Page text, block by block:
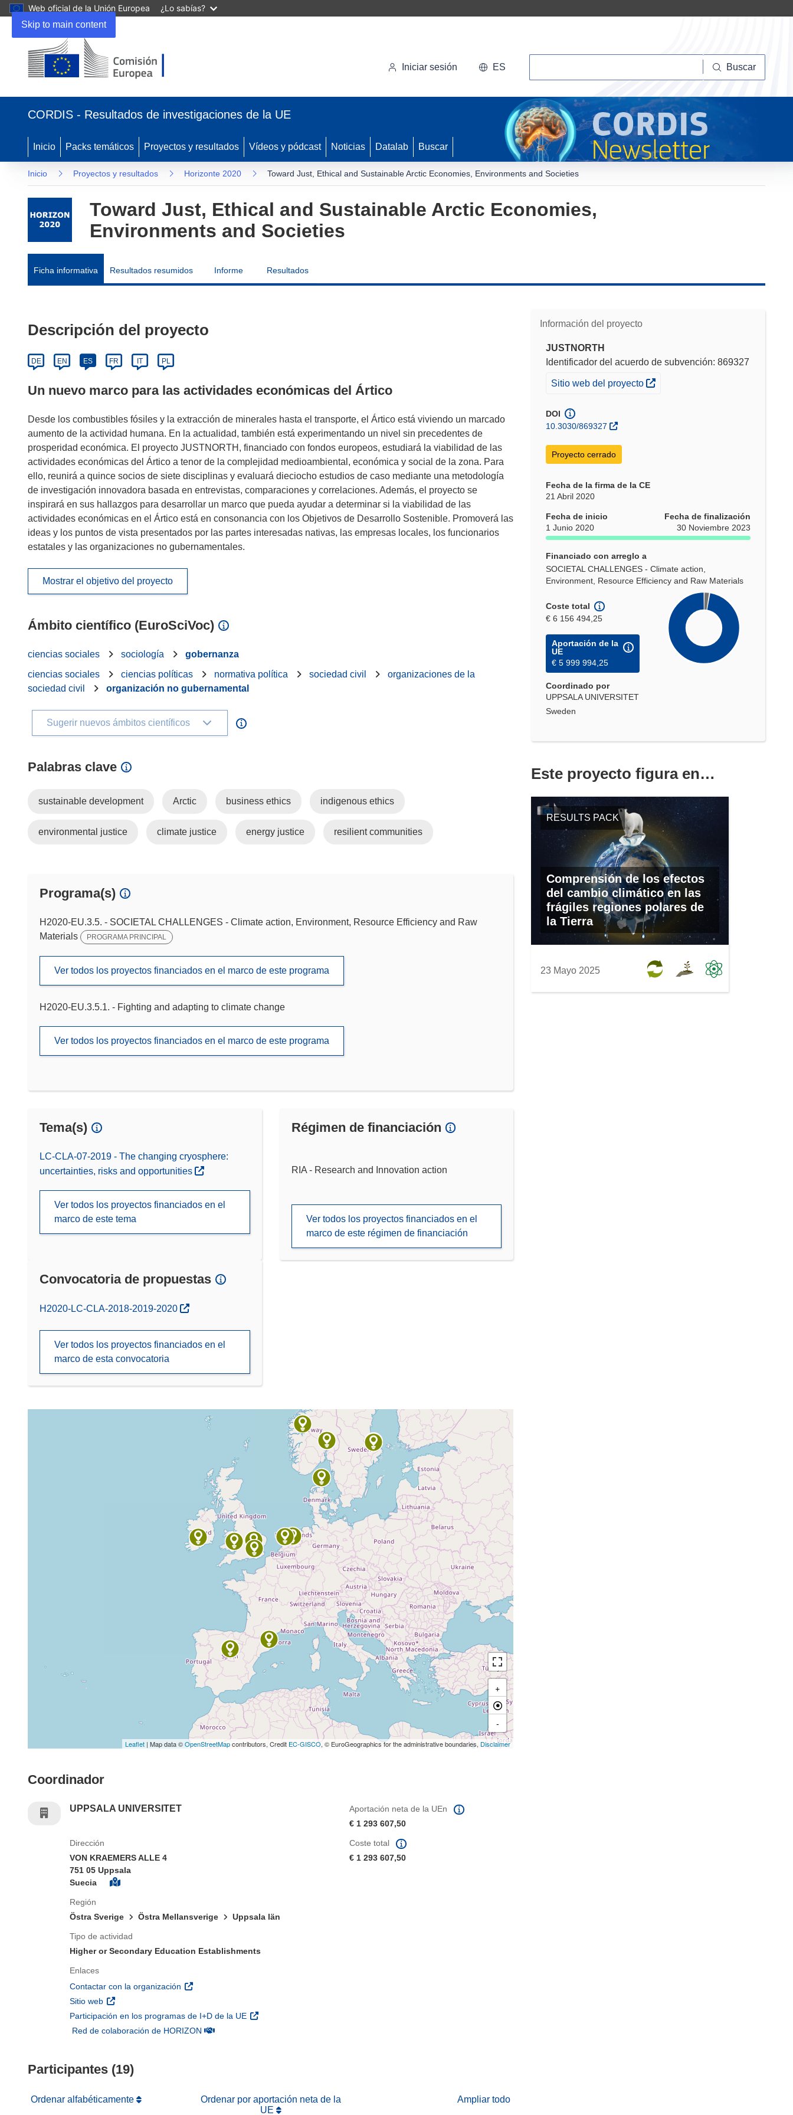
Skip to main content
Web oficial de la Unión Europea ¿Lo sabías?
Iniciar sesión ES Buscar
CORDIS - Resultados de investigaciones de la UE
Inicio Packs temáticos Proyectos y resultados Vídeos y pódcast Noticias Datalab Buscar
Inicio Proyectos y resultados Horizonte 2020 Toward Just, Ethical and Sustainable Arctic Economies, Environments and Societies
Toward Just, Ethical and Sustainable Arctic Economies,
Environments and Societies
Ficha informativa Resultados resumidos Informe Resultados
Información del proyecto
JUSTNORTH
Identificador del acuerdo de subvención: 869327
(se abrirá en una nueva ventana)
Sitio web del proyecto
DOI
10.3030/869327
Proyecto cerrado
Fecha de la firma de la CE
21 Abril 2020
Fecha de inicio
1 Junio 2020
Fecha de finalización
30 Noviembre 2023
Financiado con arreglo a
SOCIETAL CHALLENGES - Climate action,
Environment, Resource Efficiency and Raw Materials
Coste total
€ 6 156 494,25
Aportación de la
UE
€ 5 999 994,25
Coordinado por
UPPSALA UNIVERSITET
Sweden
Este proyecto figura en…
RESULTS PACK
Comprensión de los efectos
del cambio climático en las
frágiles regiones polares de
la Tierra
23 Mayo 2025
Descripción del proyecto
DE EN ES FR IT PL
Un nuevo marco para las actividades económicas del Ártico
Desde los combustibles fósiles y la extracción de minerales hasta el transporte, el Ártico está viviendo un marcado
aumento de la actividad humana. En la actualidad, también está experimentando un nivel sin precedentes de
prosperidad económica. El proyecto JUSTNORTH, financiado con fondos europeos, estudiará la viabilidad de las
actividades económicas del Ártico a tenor de la complejidad medioambiental, económica y social de la zona. Para
ello, reunirá a quince socios de siete disciplinas y evaluará dieciocho estudios de caso mediante una metodología
de investigación innovadora basada en entrevistas, comparaciones y correlaciones. Además, el proyecto se
inspirará en sus hallazgos para desarrollar un marco que pueda ayudar a determinar si la viabilidad de las
actividades económicas en el Ártico está en consonancia con los Objetivos de Desarrollo Sostenible. Promoverá las
ideas y los puntos de vista presentados por las partes interesadas nativas, las empresas locales, los funcionarios
estatales y las organizaciones no gubernamentales.
Mostrar el objetivo del proyecto
Ámbito científico (EuroSciVoc)
ciencias sociales sociología
gobernanza
ciencias sociales
ciencias políticas normativa política sociedad civil
organizaciones de la
sociedad civil
organización no gubernamental
Sugerir nuevos ámbitos científicos
Palabras clave
sustainable development Arctic business ethics indigenous ethics
environmental justice climate justice energy justice resilient communities
Programa(s)
H2020-EU.3.5. - SOCIETAL CHALLENGES - Climate action, Environment, Resource Efficiency and Raw
Materials
PROGRAMA PRINCIPAL
Ver todos los proyectos financiados en el marco de este programa
H2020-EU.3.5.1. - Fighting and adapting to climate change
Ver todos los proyectos financiados en el marco de este programa
Tema(s)
LC-CLA-07-2019 - The changing cryosphere:
uncertainties, risks and opportunities
Ver todos los proyectos financiados en el
marco de este tema
Régimen de financiación
RIA - Research and Innovation action
Ver todos los proyectos financiados en el
marco de este régimen de financiación
Convocatoria de propuestas
(se abrirá en una nueva ventana)
H2020-LC-CLA-2018-2019-2020
Ver todos los proyectos financiados en el
marco de esta convocatoria
+
-
Leaflet | Map data ©OpenStreetMapcontributors, Credit EC-GISCO, © EuroGeographics for the administrative boundaries, Disclaimer
Coordinador
UPPSALA UNIVERSITET
Aportación neta de la UEn
€ 1 293 607,50
Dirección
VON KRAEMERS ALLE 4
751 05 Uppsala
Suecia
Región
Östra Sverige
Östra Mellansverige Uppsala län
Tipo de actividad
Higher or Secondary Education Establishments
Enlaces
Contactar con la organización (se abrirá en una nueva ventana)
Sitio web (se abrirá en una nueva ventana)
Participación en los programas de I+D de la UE (se abrirá en una nueva ventana)
Red de colaboración de HORIZON(se abrirá en una nueva ventana)
Coste total
€ 1 293 607,50
Participantes (19)
Ordenar alfabéticamente
Ordenar por aportación neta de la
UE
Ampliar todo